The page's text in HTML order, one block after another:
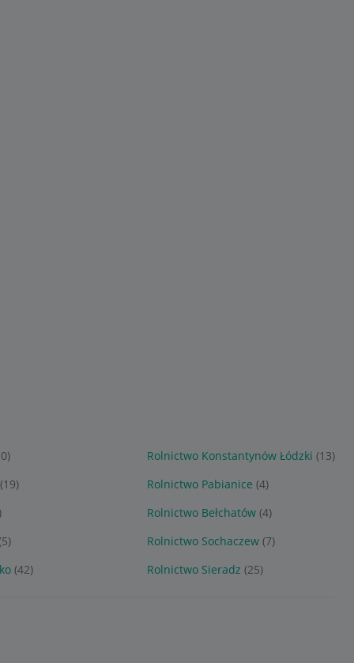
Rolnictwo Konstantynów Łódzki (13)
(19) Rolnictwo Pabianice (4)
Rolnictwo Bełchatów (4)
Rolnictwo Sochaczew (7)
(42) Rolnictwo Sieradz (25)